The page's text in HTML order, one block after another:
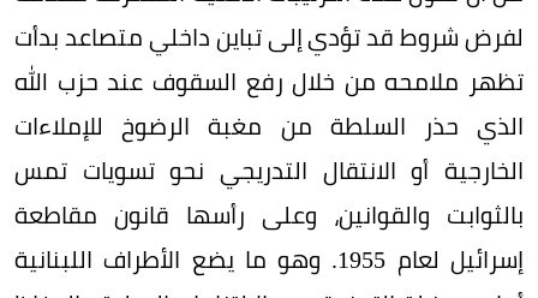
لفرض شروط قد تؤدي إلى تباين داخلي متصاعد بدأت
تظهر ملامحه من خلال رفع السقوف عند حزب الله
الذي حذر السلطة من مغبة الرضوخ للإملاءات
الخارجية أو الانتقال التدريجي نحو تسويات تمس
بالثوابت والقوانين، وعلى رأسها قانون مقاطعة
إسرائيل لعام 1955. وهو ما يضع الأطراف اللبنانية